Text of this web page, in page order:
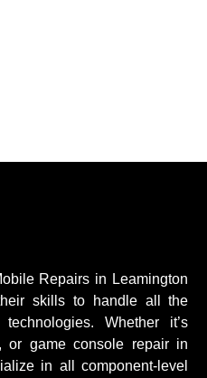
Repairs in Leamington
skills to handle all the
Whether it’s
or game console repair in
in all component-level